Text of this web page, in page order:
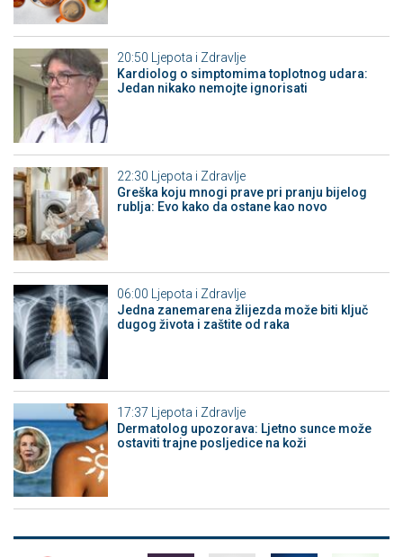
20:50
Ljepota i Zdravlje
Kardiolog o simptomima toplotnog udara:
Jedan nikako nemojte ignorisati
22:30 Ljepota i Zdravlje
Greška koju mnogi prave pri pranju bijelog
rublja: Evo kako da ostane kao novo
06:00
Ljepota i Zdravlje
Jedna zanemarena žlijezda može biti ključ
dugog života i zaštite od raka
17:37 Ljepota i Zdravlje
Dermatolog upozorava: Ljetno sunce može
ostaviti trajne posljedice na koži